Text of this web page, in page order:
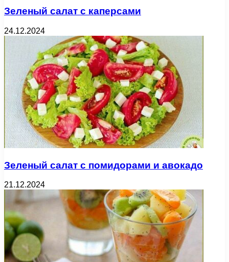
Зеленый салат с каперсами
24.12.2024
Зеленый салат с помидорами и авокадо
21.12.2024